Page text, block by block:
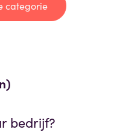
categorie
bedrijf?